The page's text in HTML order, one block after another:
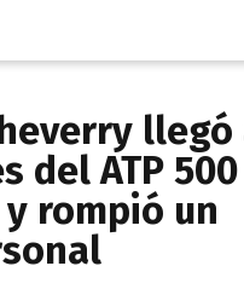
llegó
del ATP
rompió un